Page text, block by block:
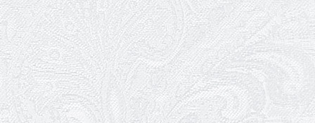
Las Vegas Show
11.02.2026
Конкурс на заміщення посади
«завідувач художньо-постановочної
частини»
09.02.2026